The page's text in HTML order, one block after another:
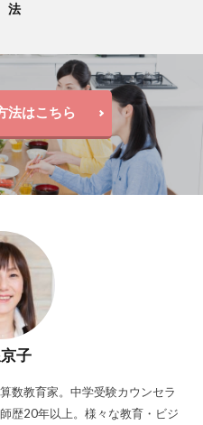
法
法はこちら
子
数教育家。中学受験カウンセラ
歴20年以上。様々な教育・ビジ